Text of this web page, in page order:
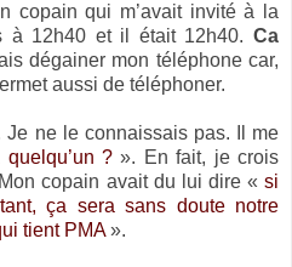
copain qui m’avait invité à la
à 12h40 et il était 12h40. Ca
dégainer mon téléphone car,
aussi de téléphoner.
Je ne le connaissais pas. Il me
? ». En fait, je crois
copain avait du lui dire « si
ça sera sans doute notre
tient PMA».